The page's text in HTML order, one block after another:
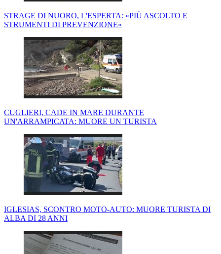
STRAGE DI NUORO, L'ESPERTA: «PIÙ ASCOLTO E
STRUMENTI DI PREVENZIONE»
CUGLIERI, CADE IN MARE DURANTE
UN'ARRAMPICATA: MUORE UN TURISTA
IGLESIAS, SCONTRO MOTO-AUTO: MUORE TURISTA DI
ALBA DI 28 ANNI